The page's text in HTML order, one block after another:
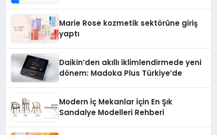
Marie Rose kozmetik sektörüne giriş
yaptı
Daikin’den akıllı iklimlendirmede yeni
dönem: Madoka Plus Türkiye’de
Modern İç Mekanlar İçin En Şık
Sandalye Modelleri Rehberi